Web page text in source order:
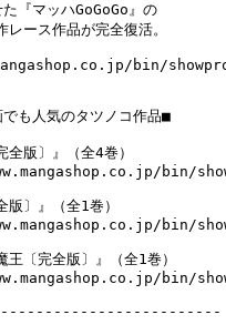
『マッハGoGoGo』の
ース作品が完全復活。
bin/
も人気のタツノコ作品■
全版〕』（全4巻）
bin/
版〕』（全1巻）
bin/
王〔完全版〕』（全1巻）
bin/